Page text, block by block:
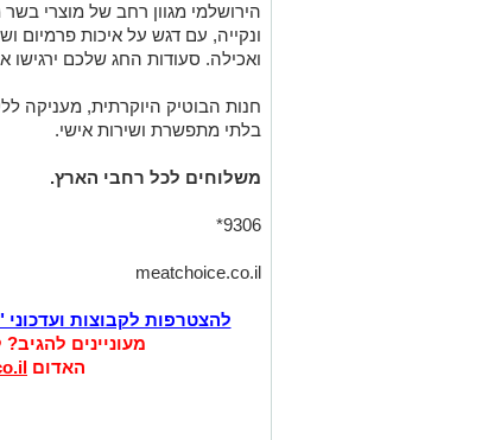
הירושלמי מגוון רחב של מוצרי
ונקייה, עם דגש על איכות פרמיום
ואכילה. סעודות החג שלכם
חנות הבוטיק היוקרתית, מעניקה
בלתי מתפשרת ושירות אישי.
משלוחים לכל רחבי הארץ.
9306*
meatchoice.co.il
להצטרפות לקבוצות
מעוניינים
האדום